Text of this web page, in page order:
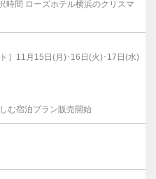
時間 ローズホテル横浜のクリスマ
］11月15日(月)･16日(火)･17日(水)
む宿泊プラン販売開始